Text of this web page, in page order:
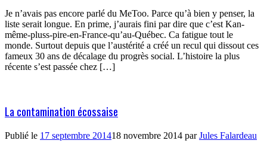
Je n’avais pas encore parlé du MeToo. Parce qu’à bien y penser, la
liste serait longue. En prime, j’aurais fini par dire que c’est Kan-
même-pluss-pire-en-France-qu’au-Québec. Ca fatigue tout le
monde. Surtout depuis que l’austérité a créé un recul qui dissout ces
fameux 30 ans de décalage du progrès social. L’histoire la plus
récente s’est passée chez […]
La contamination écossaise
Publié le 17 septembre 201418 novembre 2014 parJules Falardeau